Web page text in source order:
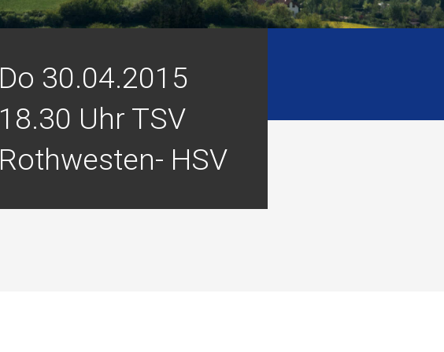
Do 30.04.2015
18.30 Uhr TSV
Rothwesten- HSV